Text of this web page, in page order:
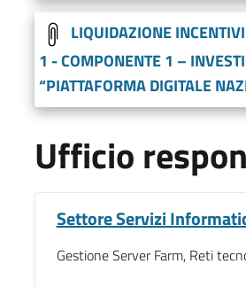
LIQUIDAZIONE
1 - COMPONENTE 1 –
“PIATTAFORMA DIGITALE
Ufficio
Settore Servizi
Gestione Server Farm, Reti